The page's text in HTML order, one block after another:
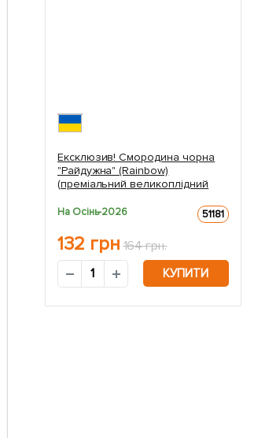
Ексклюзив! Смородина чорна
"Райдужна" (Rainbow)
(преміальний великоплідний
дозрівання) 1 саджанець в
На Осінь-2026 51181
132 грн 164 грн.
КУПИТИ